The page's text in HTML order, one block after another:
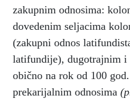
zakupnim odnosima:
dovedenim seljacima
(zakupni odnos
latifundije), dugotrajnim i
obično na rok od 100 god.
prekarijalnim odnosima